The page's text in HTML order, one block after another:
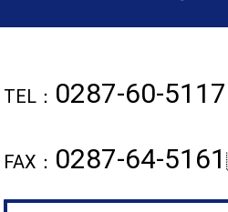
TEL： 0287-60-5117
FAX： 0287-64-5161